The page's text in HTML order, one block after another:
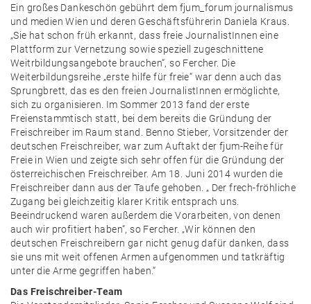
Ein großes Dankeschön gebührt dem fjum_forum journalismus
und medien Wien und deren Geschäftsführerin Daniela Kraus.
„Sie hat schon früh erkannt, dass freie JournalistInnen eine
Plattform zur Vernetzung sowie speziell zugeschnittene
Weitrbildungsangebote brauchen“, so Fercher. Die
Weiterbildungsreihe „erste hilfe für freie“ war denn auch das
Sprungbrett, das es den freien JournalistInnen ermöglichte,
sich zu organisieren. Im Sommer 2013 fand der erste
Freienstammtisch statt, bei dem bereits die Gründung der
Freischreiber im Raum stand. Benno Stieber, Vorsitzender der
deutschen Freischreiber, war zum Auftakt der fjum-Reihe für
Freie in Wien und zeigte sich sehr offen für die Gründung der
österreichischen Freischreiber. Am 18. Juni 2014 wurden die
Freischreiber dann aus der Taufe gehoben. „ Der frech-fröhliche
Zugang bei gleichzeitig klarer Kritik entsprach uns.
Beeindruckend waren außerdem die Vorarbeiten, von denen
auch wir profitiert haben“, so Fercher. „Wir können den
deutschen Freischreibern gar nicht genug dafür danken, dass
sie uns mit weit offenen Armen aufgenommen und tatkräftig
unter die Arme gegriffen haben.“
Das Freischreiber-Team